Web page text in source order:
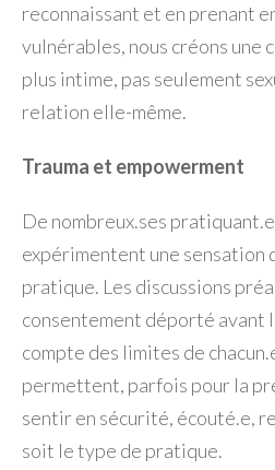
reconnaissant et en prenant
vulnérables, nous créons une
plus intime, pas seulement
relation elle-même.
Trauma et empowerment
De nombreux.ses
expérimentent une sensation
pratique. Les discussions
consentement déporté avant
compte des limites de
permettent, parfois pour la
sentir en sécurité, écouté.e,
soit le type de pratique.